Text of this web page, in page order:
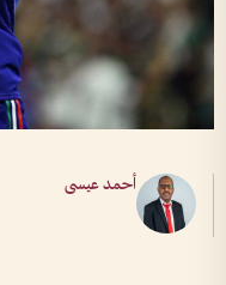
أحمد عيسى